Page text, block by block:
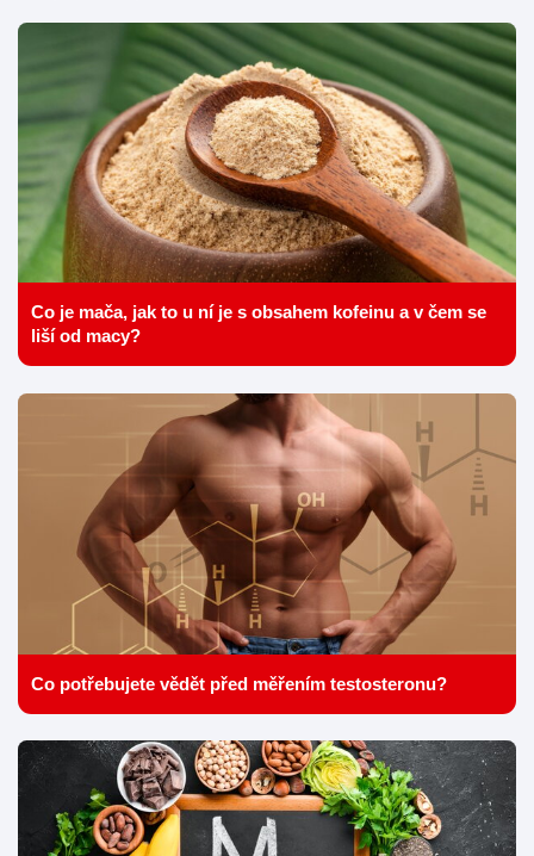
Co je mača, jak to u ní je s obsahem kofeinu a v čem se
liší od macy?
Co potřebujete vědět před měřením testosteronu?